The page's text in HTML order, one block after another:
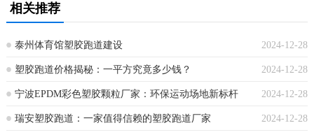
相关推荐
2024-12-28
泰州体育馆塑胶跑道建设
2024-12-28
塑胶跑道价格揭秘：一平方究竟多少钱？
2024-12-28
宁波EPDM彩色塑胶颗粒厂家：环保运动场地新标杆
2024-12-28
瑞安塑胶跑道：一家值得信赖的塑胶跑道厂家